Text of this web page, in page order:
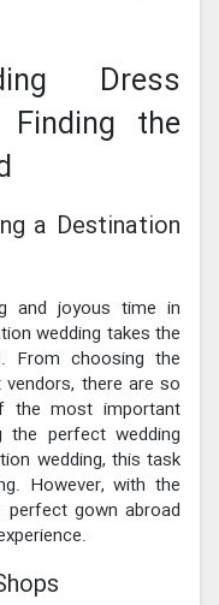
Dress
the
a Destination
and joyous time in
wedding takes the
From choosing the
there are so
the most important
perfect wedding
wedding, this task
However, with the
gown abroad